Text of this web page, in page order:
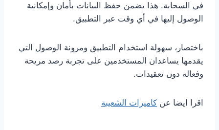
في السحابة. هذا يضمن حفظ البيانات بأمان وإمكانية
الوصول إليها في أي وقت عبر التطبيق.
باختصار، سهولة استخدام التطبيق ومرونة الوصول التي
يقدمها يساعدان المستخدمين على تجربة رصد مريحة
وفعالة دون تعقيدات.
اقرا ايضا عن كاميرات الشعيبة